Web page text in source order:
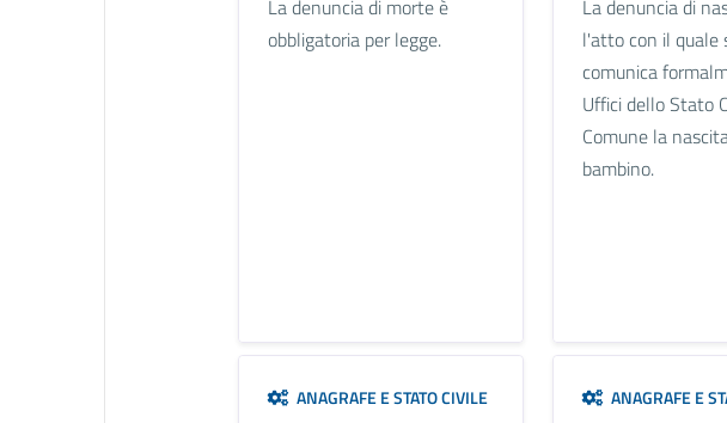
La denuncia di morte è
obbligatoria per legge.
La denuncia di
l'atto con il quale
comunica
Uffici dello Stato
Comune la
bambino.
ANAGRAFE E STATO CIVILE ANAGRAFE E